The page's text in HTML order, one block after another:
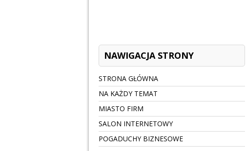
NAWIGACJA STRONY
STRONA GŁÓWNA
NA KAŻDY TEMAT
MIASTO FIRM
SALON INTERNETOWY
POGADUCHY BIZNESOWE